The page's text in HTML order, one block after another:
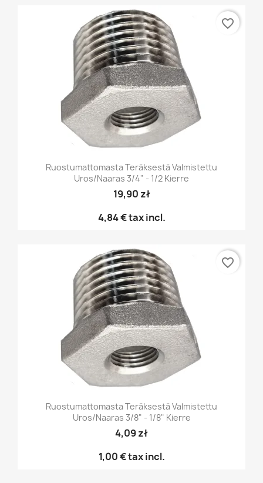
Ruostumattomasta Teräksestä Valmistettu
Uros/naaras 3/4" - 1/2 Kierre
19,90 zł
4,84 €tax incl.
favorite_border
Ruostumattomasta Teräksestä Valmistettu
Uros/naaras 3/8" - 1/8" Kierre
4,09 zł
1,00 €tax incl.
favorite_border